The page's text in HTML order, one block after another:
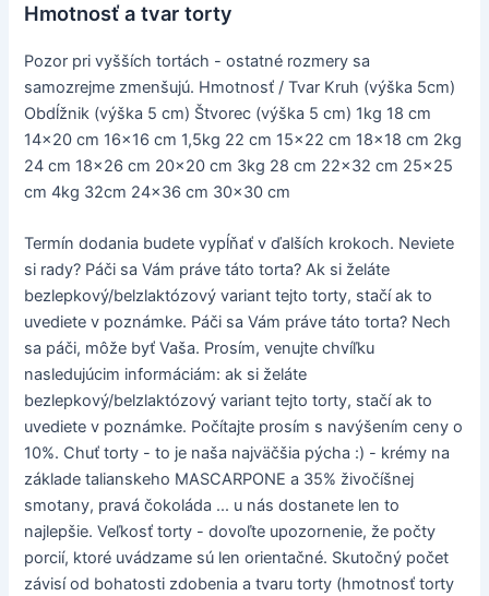
Hmotnosť a tvar torty
Pozor pri vyšších tortách - ostatné rozmery sa
samozrejme zmenšujú. Hmotnosť / Tvar Kruh (výška 5cm)
Obdĺžnik (výška 5 cm) Štvorec (výška 5 cm) 1kg 18 cm
14x20 cm 16x16 cm 1,5kg 22 cm 15x22 cm 18x18 cm 2kg
24 cm 18x26 cm 20x20 cm 3kg 28 cm 22x32 cm 25x25
cm 4kg 32cm 24x36 cm 30x30 cm
Termín dodania budete vypĺňať v ďalších krokoch. Neviete
si rady? Páči sa Vám práve táto torta? Ak si želáte
bezlepkový/belzlaktózový variant tejto torty, stačí ak to
uvediete v poznámke. Páči sa Vám práve táto torta? Nech
sa páči, môže byť Vaša. Prosím, venujte chvíľku
nasledujúcim informáciám: ak si želáte
bezlepkový/belzlaktózový variant tejto torty, stačí ak to
uvediete v poznámke. Počítajte prosím s navýšením ceny o
10%. Chuť torty - to je naša najväčšia pýcha :) - krémy na
základe talianskeho MASCARPONE a 35% živočíšnej
smotany, pravá čokoláda ... u nás dostanete len to
najlepšie. Veľkosť torty - dovoľte upozornenie, že počty
porcií, ktoré uvádzame sú len orientačné. Skutočný počet
závisí od bohatosti zdobenia a tvaru torty (hmotnosť torty